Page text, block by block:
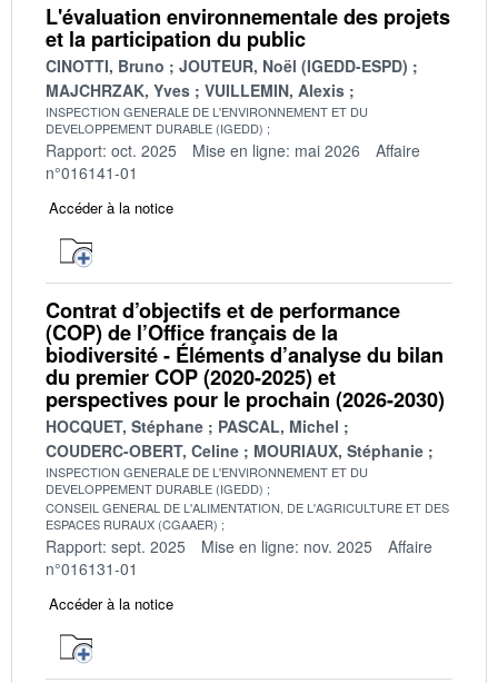
L'évaluation environnementale des projets
et la participation du public
CINOTTI, Bruno
JOUTEUR, Noël (IGEDD-ESPD)
MAJCHRZAK, Yves
VUILLEMIN, Alexis
INSPECTION GENERALE DE L'ENVIRONNEMENT ET DU
DEVELOPPEMENT DURABLE (IGEDD)
Rapport: oct. 2025 Mise en ligne: mai 2026
Affaire
n°016141-01
Accéder à la notice
Contrat d’objectifs et de performance
(COP) de l’Office français de la
biodiversité - Éléments d’analyse du bilan
du premier COP (2020-2025) et
perspectives pour le prochain (2026-2030)
HOCQUET, Stéphane
PASCAL, Michel
COUDERC-OBERT, Celine
MOURIAUX, Stéphanie
INSPECTION GENERALE DE L'ENVIRONNEMENT ET DU
DEVELOPPEMENT DURABLE (IGEDD)
CONSEIL GENERAL DE L'ALIMENTATION, DE L'AGRICULTURE ET DES
ESPACES RURAUX (CGAAER)
Rapport: sept. 2025 Mise en ligne: nov. 2025
Affaire
n°016131-01
Accéder à la notice